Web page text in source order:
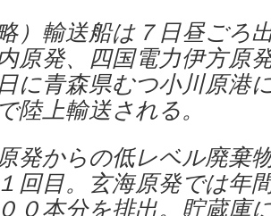
略）輸送船は７日昼ごろ
原発、四国電力伊方原
に青森県むつ小川原港
陸上輸送される。
発からの低レベル廃棄
回目。玄海原発では年
０本分を排出。貯蔵庫